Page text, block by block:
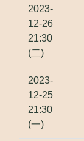
2023-
12-26
21:30
(二)
2023-
12-25
21:30
(一)